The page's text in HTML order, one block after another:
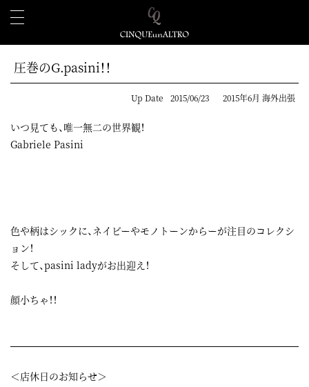
圧巻のG.pasini！！
Up Date 2015/06/23 2015年6月 海外出張
いつ見ても、唯一無二の世界観！
Gabriele Pasini
色や柄はシックに、ネイビーやモノトーンからーが注目のコレクシ
ョン！
そして、pasini ladyがお出迎え！
顔小ちゃ！！
＜店休日のお知らせ＞